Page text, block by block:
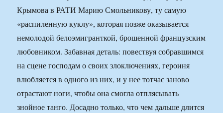
Крымова в РАТИ Марию Смольникову, ту самую
«распиленную куклу», которая позже оказывается
немолодой белоэмигранткой, брошенной французским
любовником. Забавная деталь: повествуя собравшимся
на сцене господам о своих злоключениях, героиня
влюбляется в одного из них, и у нее тотчас заново
отрастают ноги, чтобы она смогла отплясывать
знойное танго. Досадно только, что чем дальше длится